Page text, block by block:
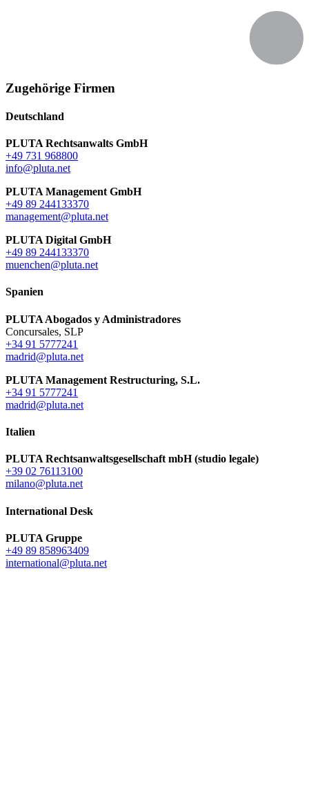
Zugehörige Firmen
Deutschland
PLUTA Rechtsanwalts GmbH
+49 731 968800
info@pluta.net
PLUTA Management GmbH
+49 89 244133370
management@pluta.net
PLUTA Digital GmbH
+49 89 244133370
muenchen@pluta.net
Spanien
PLUTA Abogados y Administradores
Concursales, SLP
+34 91 5777241
madrid@pluta.net
PLUTA Management Restructuring, S.L.
+34 91 5777241
madrid@pluta.net
Italien
PLUTA Rechtsanwaltsgesellschaft mbH (studio legale)
+39 02 76113100
milano@pluta.net
International Desk
PLUTA Gruppe
+49 89 858963409
international@pluta.net